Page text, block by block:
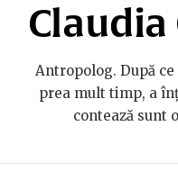
Antropolog. După
prea mult timp, a
contează sunt